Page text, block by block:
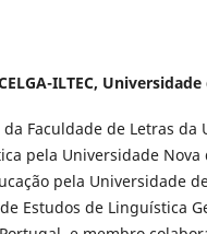
ILTEC,
Faculdade de Letras da
pela Universidade Nova
pela Universidade
Estudos de Linguística